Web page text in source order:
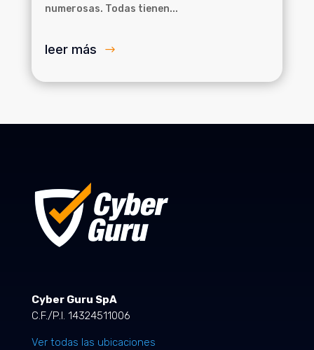
numerosas. Todas tienen...
leer más
Cyber Guru SpA
C.F./P.I. 14324511006
Ver todas las ubicaciones